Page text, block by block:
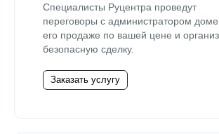
Специалисты Руцентра проведут
переговоры с администратором
его продаже по вашей цене и
безопасную сделку.
Заказать услугу